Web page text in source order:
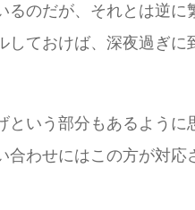
のだが、それとは逆に
ておけば、深夜過ぎに
いう部分もあるように
わせにはこの方が対応